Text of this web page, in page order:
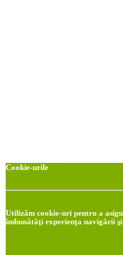
Cookie-urile
Utilizăm cookie-uri pentru a
îmbunătăţi experienţa navigării